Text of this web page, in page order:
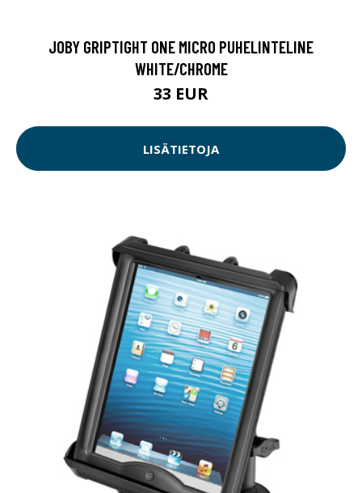
JOBY GRIPTIGHT ONE MICRO PUHELINTELINE
WHITE/CHROME
33 EUR
LISÄTIETOJA